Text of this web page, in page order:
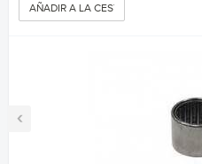
‹
AÑADIR A LA CESTA